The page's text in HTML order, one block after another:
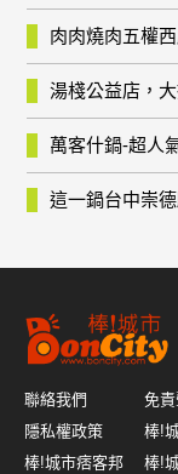
肉肉燒肉五權
湯棧公益店，
萬客什鍋-超人
這一鍋台中崇
聯絡我們
免責
隱私權政策
棒!
棒!城市痞客邦
棒!